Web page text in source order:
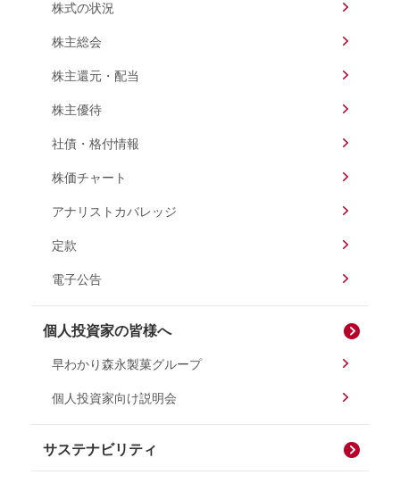
株式の状況
株主総会
株主還元・配当
株主優待
社債・格付情報
株価チャート
アナリストカバレッジ
定款
電子公告
個人投資家の皆様へ
早わかり森永製菓グループ
個人投資家向け説明会
サステナビリティ